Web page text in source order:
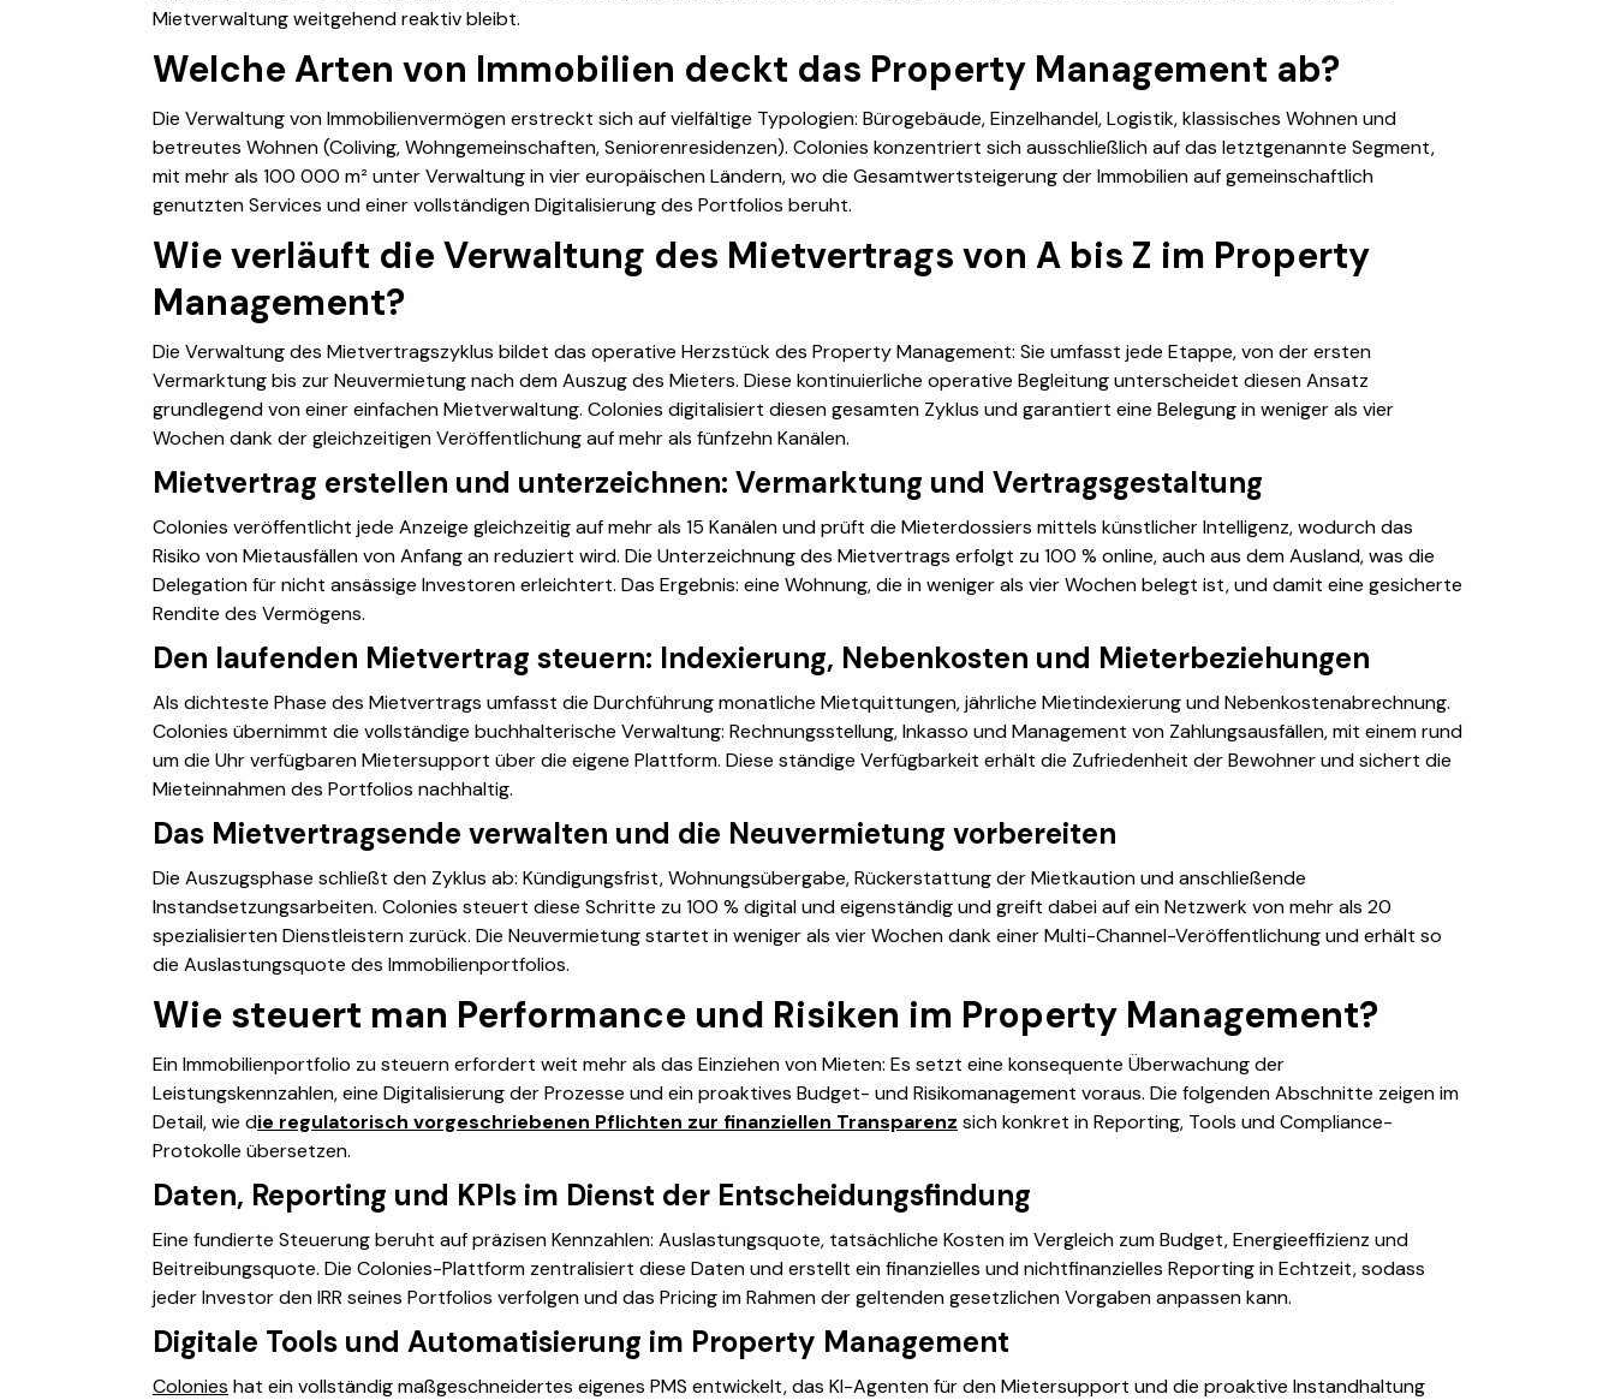
Mietverwaltung weitgehend reaktiv bleibt.
Welche Arten von Immobilien deckt das Property Management ab?
Die Verwaltung von Immobilienvermögen erstreckt sich auf vielfältige Typologien: Bürogebäude, Einzelhandel, Logistik, klassisches Wohnen und
betreutes Wohnen (Coliving, Wohngemeinschaften, Seniorenresidenzen). Colonies konzentriert sich ausschließlich auf das letztgenannte Segment,
mit mehr als 100 000 m² unter Verwaltung in vier europäischen Ländern, wo die Gesamtwertsteigerung der Immobilien auf gemeinschaftlich
genutzten Services und einer vollständigen Digitalisierung des Portfolios beruht.
Wie verläuft die Verwaltung des Mietvertrags von A bis Z im Property
Management?
Die Verwaltung des Mietvertragszyklus bildet das operative Herzstück des Property Management: Sie umfasst jede Etappe, von der ersten
Vermarktung bis zur Neuvermietung nach dem Auszug des Mieters. Diese kontinuierliche operative Begleitung unterscheidet diesen Ansatz
grundlegend von einer einfachen Mietverwaltung. Colonies digitalisiert diesen gesamten Zyklus und garantiert eine Belegung in weniger als vier
Wochen dank der gleichzeitigen Veröffentlichung auf mehr als fünfzehn Kanälen.
Mietvertrag erstellen und unterzeichnen: Vermarktung und Vertragsgestaltung
Colonies veröffentlicht jede Anzeige gleichzeitig auf mehr als 15 Kanälen und prüft die Mieterdossiers mittels künstlicher Intelligenz, wodurch das
Risiko von Mietausfällen von Anfang an reduziert wird. Die Unterzeichnung des Mietvertrags erfolgt zu 100 % online, auch aus dem Ausland, was die
Delegation für nicht ansässige Investoren erleichtert. Das Ergebnis: eine Wohnung, die in weniger als vier Wochen belegt ist, und damit eine gesicherte
Rendite des Vermögens.
Den laufenden Mietvertrag steuern: Indexierung, Nebenkosten und Mieterbeziehungen
Als dichteste Phase des Mietvertrags umfasst die Durchführung monatliche Mietquittungen, jährliche Mietindexierung und Nebenkostenabrechnung.
Colonies übernimmt die vollständige buchhalterische Verwaltung: Rechnungsstellung, Inkasso und Management von Zahlungsausfällen, mit einem rund
um die Uhr verfügbaren Mietersupport über die eigene Plattform. Diese ständige Verfügbarkeit erhält die Zufriedenheit der Bewohner und sichert die
Mieteinnahmen des Portfolios nachhaltig.
Das Mietvertragsende verwalten und die Neuvermietung vorbereiten
Die Auszugsphase schließt den Zyklus ab: Kündigungsfrist, Wohnungsübergabe, Rückerstattung der Mietkaution und anschließende
Instandsetzungsarbeiten. Colonies steuert diese Schritte zu 100 % digital und eigenständig und greift dabei auf ein Netzwerk von mehr als 20
spezialisierten Dienstleistern zurück. Die Neuvermietung startet in weniger als vier Wochen dank einer Multi-Channel-Veröffentlichung und erhält so
die Auslastungsquote des Immobilienportfolios.
Wie steuert man Performance und Risiken im Property Management?
Ein Immobilienportfolio zu steuern erfordert weit mehr als das Einziehen von Mieten: Es setzt eine konsequente Überwachung der
Leistungskennzahlen, eine Digitalisierung der Prozesse und ein proaktives Budget- und Risikomanagement voraus. Die folgenden Abschnitte zeigen im
Detail, wie die regulatorisch vorgeschriebenen Pflichten zur finanziellen Transparenz sich konkret in Reporting, Tools und Compliance-
Protokolle übersetzen.
Daten, Reporting und KPIs im Dienst der Entscheidungsfindung
Eine fundierte Steuerung beruht auf präzisen Kennzahlen: Auslastungsquote, tatsächliche Kosten im Vergleich zum Budget, Energieeffizienz und
Beitreibungsquote. Die Colonies-Plattform zentralisiert diese Daten und erstellt ein finanzielles und nichtfinanzielles Reporting in Echtzeit, sodass
jeder Investor den IRR seines Portfolios verfolgen und das Pricing im Rahmen der geltenden gesetzlichen Vorgaben anpassen kann.
Digitale Tools und Automatisierung im Property Management
Colonies hat ein vollständig maßgeschneidertes eigenes PMS entwickelt, das KI-Agenten für den Mietersupport und die proaktive Instandhaltung